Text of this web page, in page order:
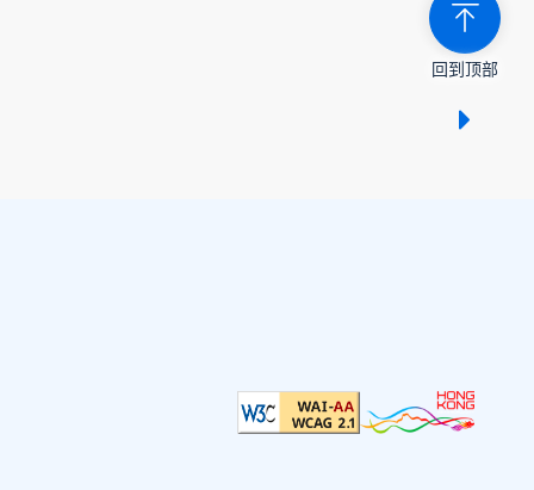
回到顶部